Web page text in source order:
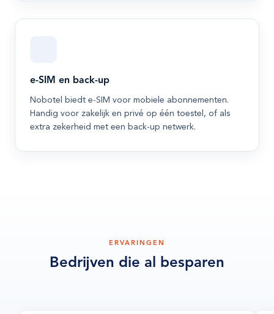
e-SIM en back-up
Nobotel biedt e-SIM voor mobiele abonnementen.
Handig voor zakelijk en privé op één toestel, of als
extra zekerheid met een back-up netwerk.
ERVARINGEN
Bedrijven die al besparen